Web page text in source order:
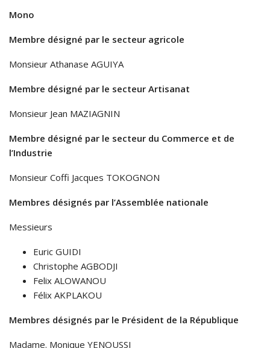
Mono
Membre désigné par le secteur agricole
Monsieur Athanase AGUIYA
Membre désigné par le secteur Artisanat
Monsieur Jean MAZIAGNIN
Membre désigné par le secteur du Commerce et de
l’Industrie
Monsieur Coffi Jacques TOKOGNON
Membres désignés par l’Assemblée nationale
Messieurs
Euric GUIDI
Christophe AGBODJI
Felix ALOWANOU
Félix AKPLAKOU
Membres désignés par le Président de la République
Madame. Monique YENOUSSI